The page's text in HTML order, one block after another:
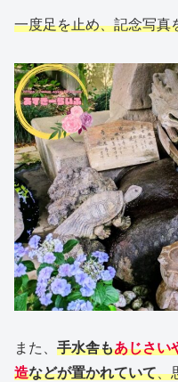
一度足を止め、記念写真
また、 手水舎もあじさい
造などが置かれていて、